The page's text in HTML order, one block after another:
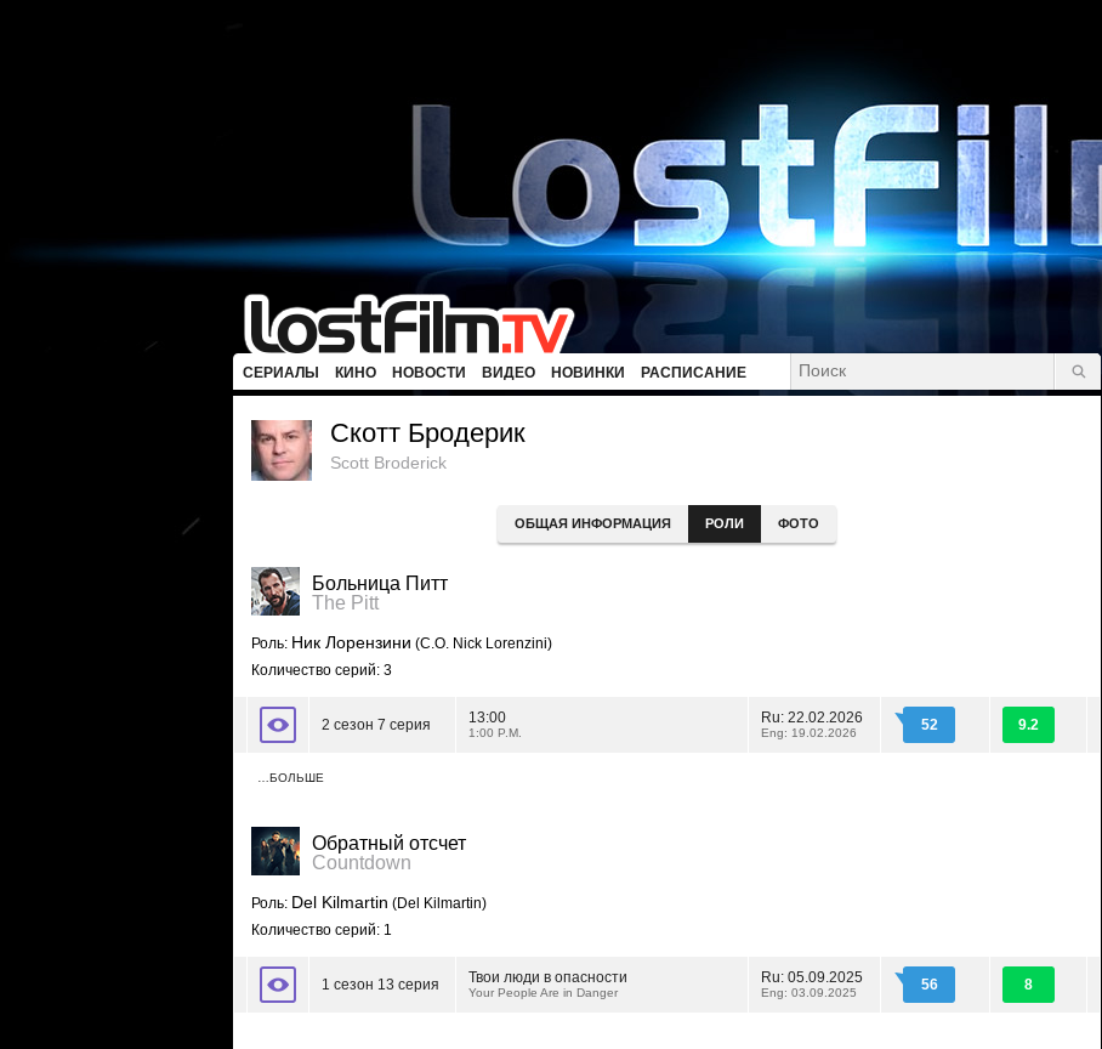
СЕРИАЛЫ КИНО НОВОСТИ ВИДЕО НОВИНКИ РАСПИСАНИЕ
Скотт Бродерик
Scott Broderick
ОБЩАЯ ИНФОРМАЦИЯ РОЛИ ФОТО
Больница Питт
The Pitt
Роль: Ник Лорензини (C.O. Nick Lorenzini)
Количество серий: 3
2 сезон 7 серия 13:00
1:00 P.M.
Ru: 22.02.2026
Eng: 19.02.2026 52 9.2
…БОЛЬШЕ
Обратный отсчет
Countdown
Роль: Del Kilmartin (Del Kilmartin)
Количество серий: 1
1 сезон 13 серия Твои люди в опасности
Your People Are in Danger
Ru: 05.09.2025
Eng: 03.09.2025 56 8